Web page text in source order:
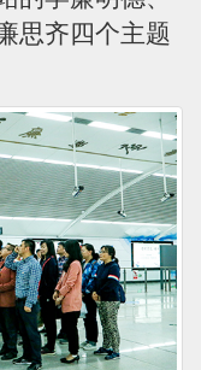
思齐四个主题